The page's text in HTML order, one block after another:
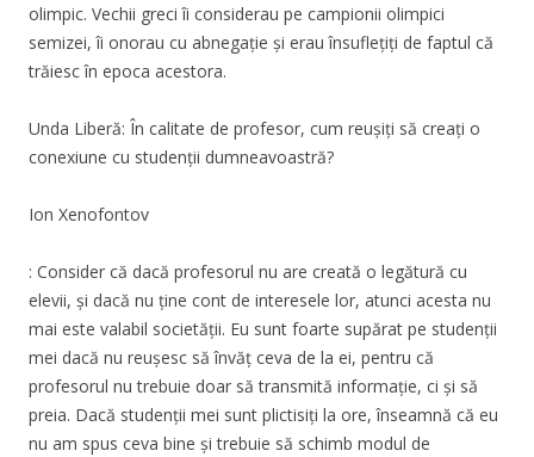
olimpic. Vechii greci îi considerau pe campionii olimpici
semizei, îi onorau cu abnegație și erau însuflețiți de faptul că
trăiesc în epoca acestora.
Unda Liberă: În calitate de profesor, cum reușiți să creați o
conexiune cu studenții dumneavoastră?
Ion Xenofontov
: Consider că dacă profesorul nu are creată o legătură cu
elevii, și dacă nu ține cont de interesele lor, atunci acesta nu
mai este valabil societății. Eu sunt foarte supărat pe studenții
mei dacă nu reușesc să învăț ceva de la ei, pentru că
profesorul nu trebuie doar să transmită informație, ci și să
preia. Dacă studenții mei sunt plictisiți la ore, înseamnă că eu
nu am spus ceva bine și trebuie să schimb modul de